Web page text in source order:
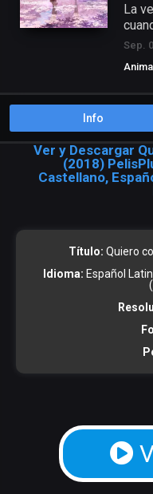
La
Sep.
Info
Ver y Descargar
(2018)
Castellano,
Título: Quiero
Idioma: Español